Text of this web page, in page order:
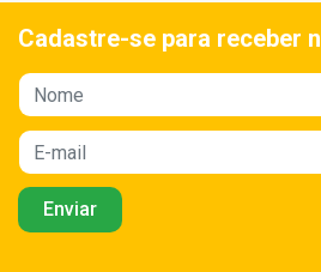
Cadastre-se para receber